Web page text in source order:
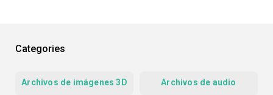
Categories
Archivos de imágenes 3D Archivos de audio